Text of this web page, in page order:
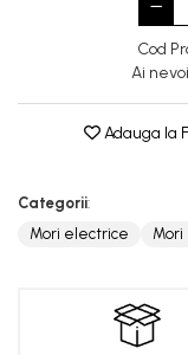
Cod
Ai
Adauga la
Categorii:
Mori electrice